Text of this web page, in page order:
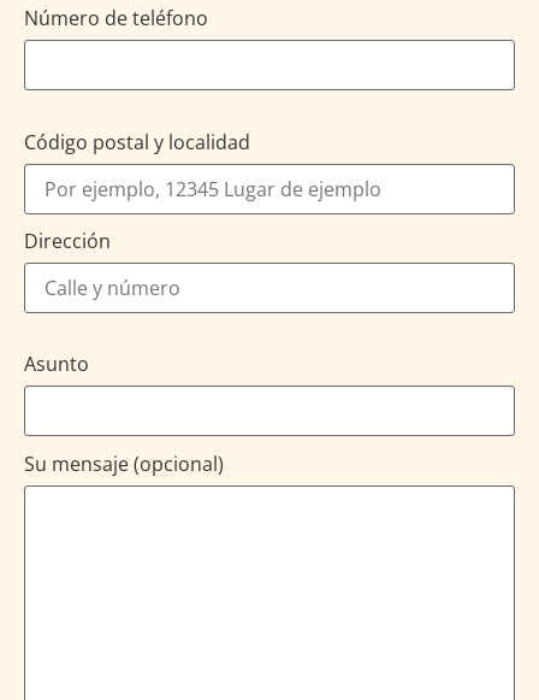
Número de teléfono
Código postal y localidad
Dirección
Asunto
Su mensaje (opcional)